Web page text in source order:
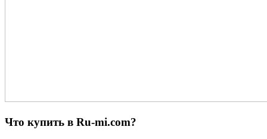
Что купить в Ru-mi.com?